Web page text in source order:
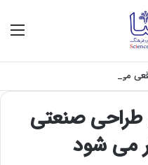
می‌شود؟
طراحی صنعتی
می شود